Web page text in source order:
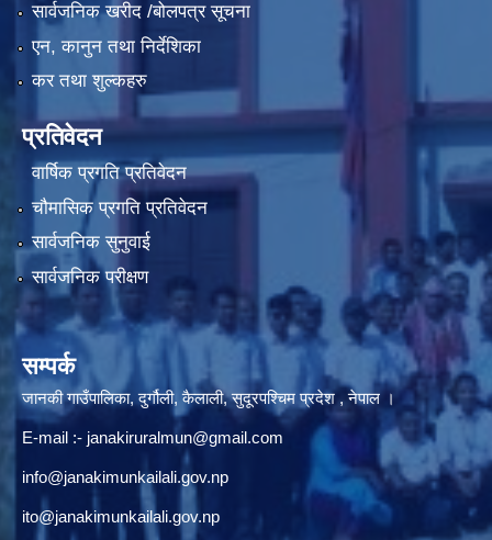
सार्वजनिक खरीद /बोलपत्र सूचना
एन, कानुन तथा निर्देशिका
कर तथा शुल्कहरु
प्रतिवेदन
वार्षिक प्रगति प्रतिवेदन
चौमासिक प्रगति प्रतिवेदन
सार्वजनिक सुनुवाई
सार्वजनिक परीक्षण
सम्पर्क
जानकी गाउँपालिका, दुर्गौली, कैलाली, सुदूरपश्चिम प्रदेश , नेपाल ।
E-mail :- janakiruralmun@gmail.com
info@janakimunkailali.gov.np
ito@janakimunkailali.gov.np